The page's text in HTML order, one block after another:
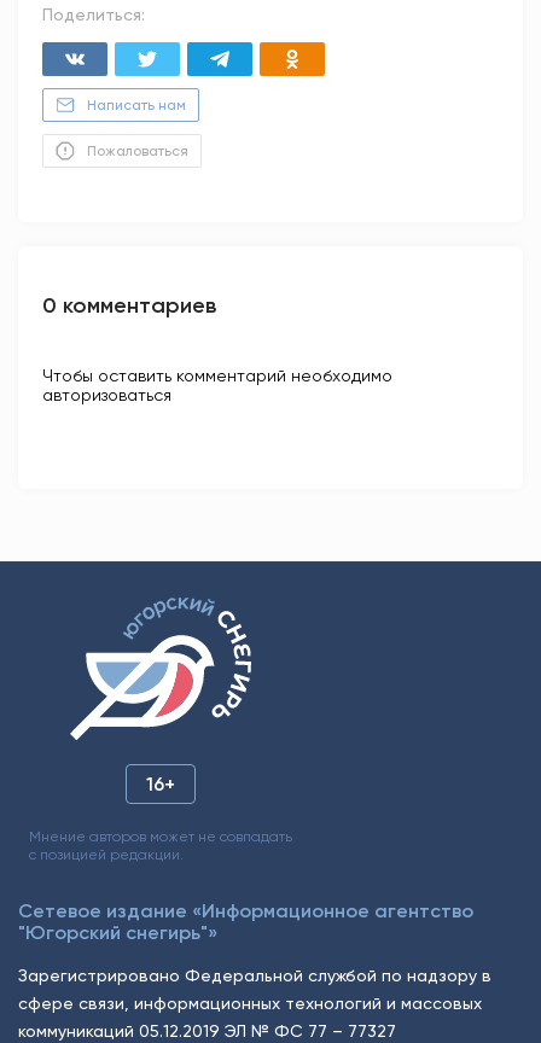
Поделиться:
Написать нам
Пожаловаться
0 комментариев
Чтобы оставить комментарий необходимо
авторизоваться
16+
Мнение авторов может не совпадать
с позицией редакции.
Сетевое издание «Информационное агентство
"Югорский снегирь"»
Зарегистрировано Федеральной службой по надзору в
сфере связи, информационных технологий и массовых
коммуникаций 05.12.2019 ЭЛ № ФС 77 – 77327